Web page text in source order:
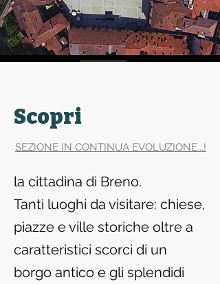
Scopri
SEZIONE IN CONTINUA EVOLUZIONE...!
la cittadina di Breno.
Tanti luoghi da visitare: chiese,
piazze e ville storiche oltre a
caratteristici scorci di un
borgo antico e gli splendidi